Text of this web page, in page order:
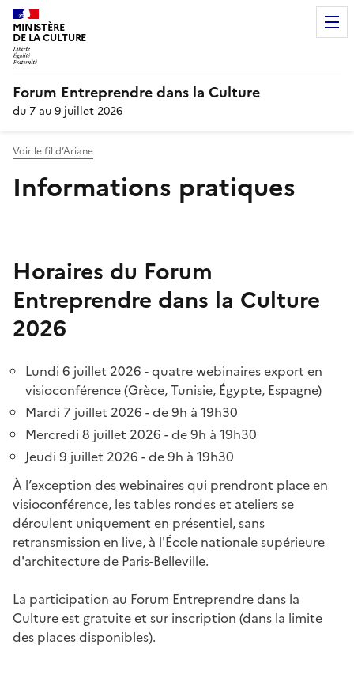
MINISTÈRE
DE LA CULTURE
Forum Entreprendre dans la Culture
du 7 au 9 juillet 2026
Voir le fil d’Ariane
Informations pratiques
Horaires du Forum
Entreprendre dans la Culture
2026
Lundi 6 juillet 2026 - quatre webinaires export en
visioconférence (Grèce, Tunisie, Égypte, Espagne)
Mardi 7 juillet 2026 - de 9h à 19h30
Mercredi 8 juillet 2026 - de 9h à 19h30
Jeudi 9 juillet 2026 - de 9h à 19h30
À l’exception des webinaires qui prendront place en
visioconférence, les tables rondes et ateliers se
déroulent uniquement en présentiel, sans
retransmission en live, à l'École nationale supérieure
d'architecture de Paris-Belleville.
La participation au Forum Entreprendre dans la
Culture est gratuite et sur inscription (dans la limite
des places disponibles).